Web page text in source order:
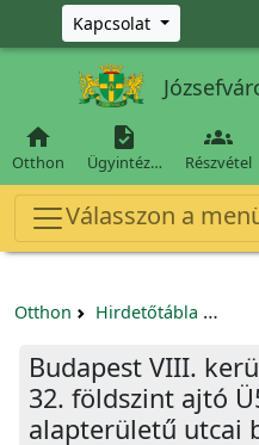
Ugrás a fő tartalomra
Kapcsolat

Otthon

Ügyintéz…

Részvétel
Válasszon a
Otthon Hirdetőtábla
Budapest VIII.
32. földszint ajtó
alapterületű utcai